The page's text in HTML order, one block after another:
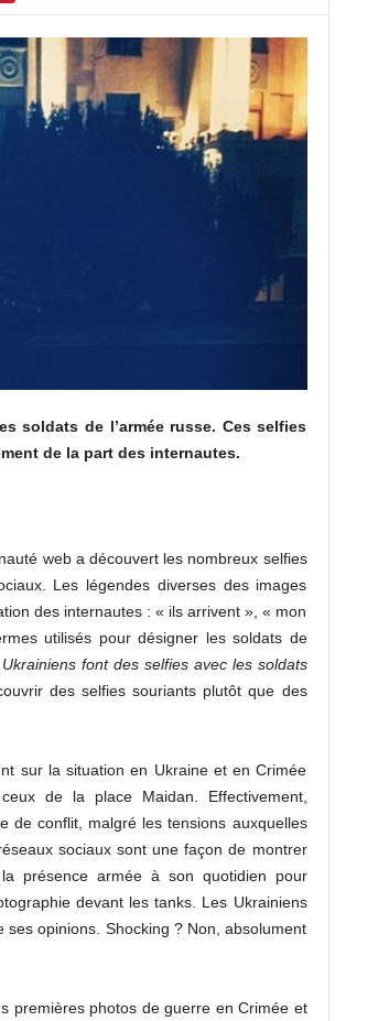
soldats de l’armée russe. Ces selfies
de la part des internautes.
web a découvert les nombreux selfies
Les légendes diverses des images
des internautes : « ils arrivent », « mon
utilisés pour désigner les soldats de
font des selfies avec les soldats
des selfies souriants plutôt que des
sur la situation en Ukraine et en Crimée
de la place Maidan. Effectivement,
de conflit, malgré les tensions auxquelles
sociaux sont une façon de montrer
présence armée à son quotidien pour
devant les tanks. Les Ukrainiens
opinions. Shocking ? Non, absolument
premières photos de guerre en Crimée et